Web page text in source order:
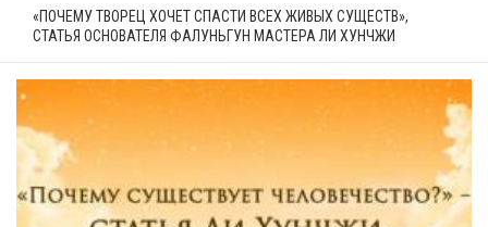
«ПОЧЕМУ ТВОРЕЦ ХОЧЕТ СПАСТИ ВСЕХ ЖИВЫХ СУЩЕСТВ»,
СТАТЬЯ ОСНОВАТЕЛЯ ФАЛУНЬГУН МАСТЕРА ЛИ ХУНЧЖИ